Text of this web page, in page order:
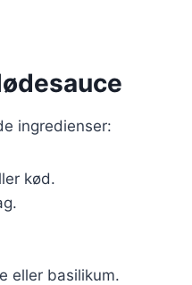
ingredienser:
kød.
eller basilikum.